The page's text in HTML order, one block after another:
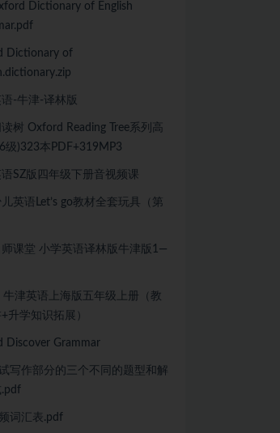
Dictionary of English
Dictionary of
-牛津-译林版
树 Oxford Reading Tree系列高
级)323本PDF+319MP3
SZ版四年级下册音视频课
英语Let’s go教材全套玩具（第
师课堂 小学英语译林版牛津版1—
牛津英语上海版五年级上册（教
升学知识拓展）
Discover Grammar
试写作部分的三个不同的题型和解
.pdf
词汇表.pdf